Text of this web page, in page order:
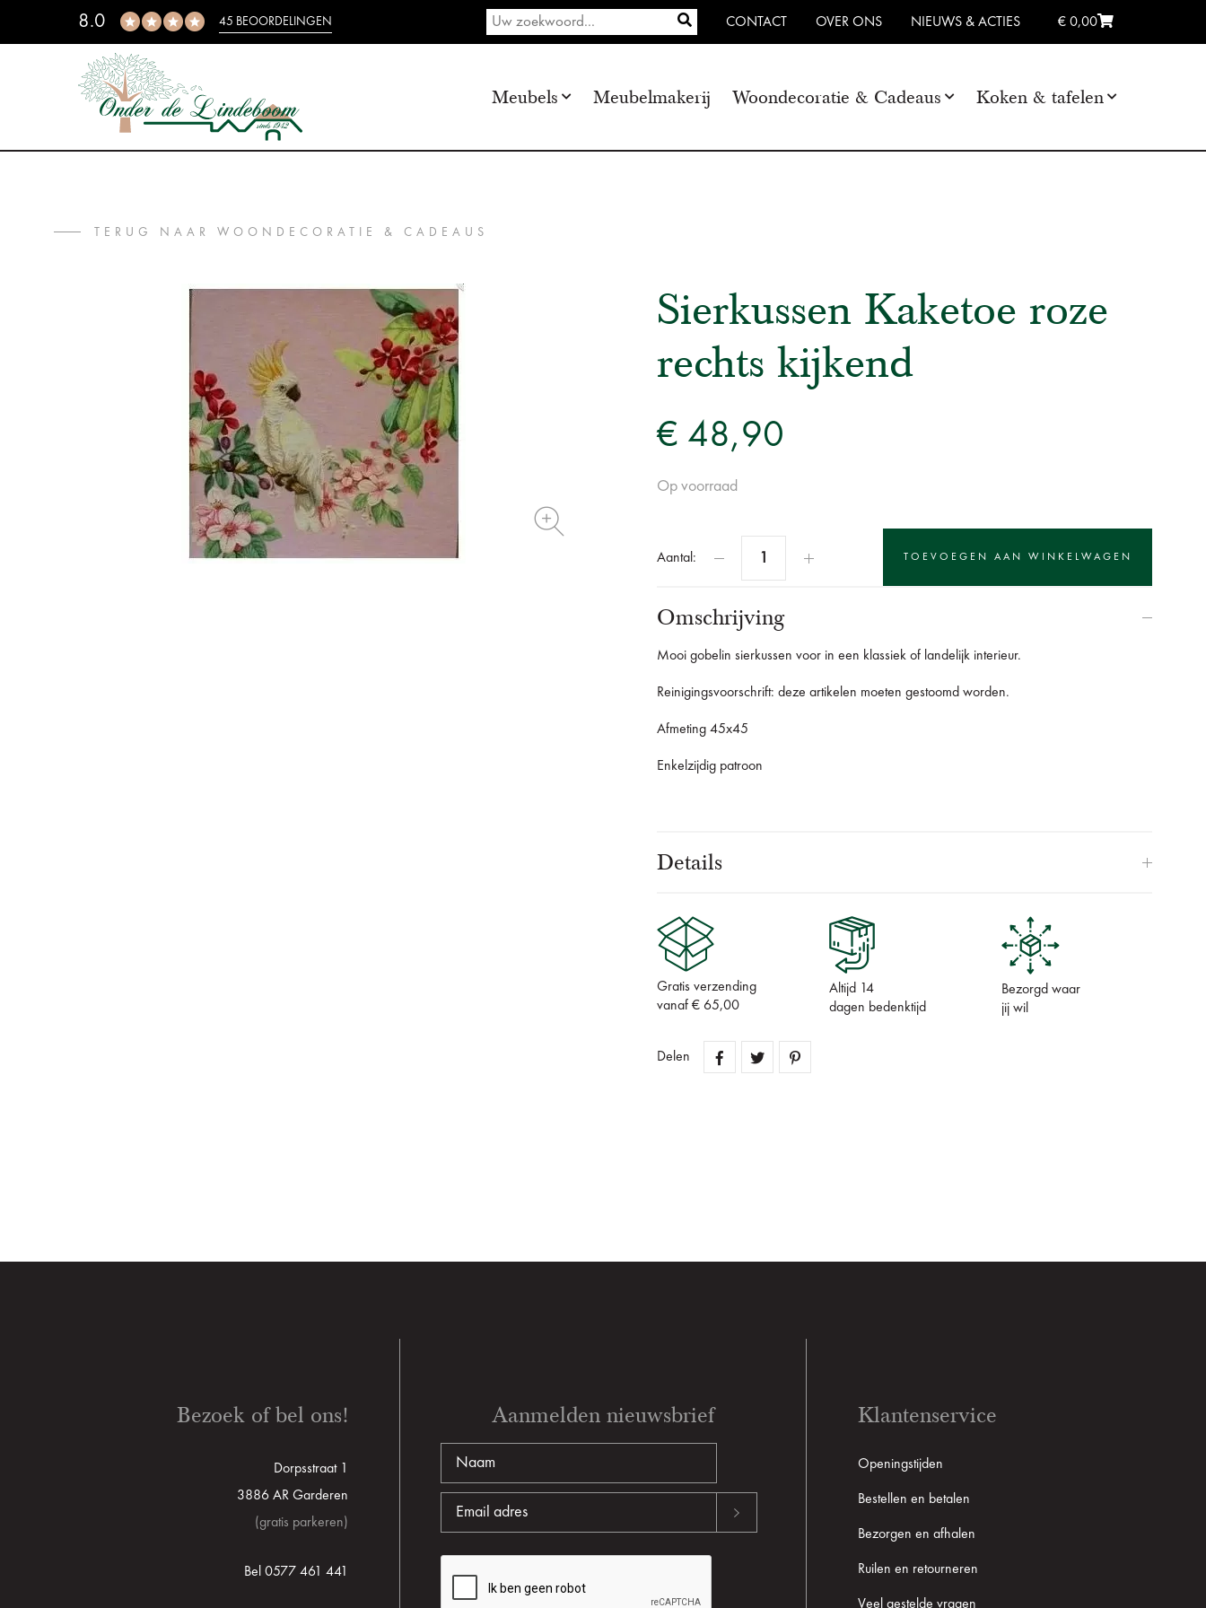
8.0 45 BEOORDELINGEN CONTACT OVER ONS NIEUWS & ACTIES € 0,00
Meubels Meubelmakerij Woondecoratie & Cadeaus Koken & tafelen
TERUG NAAR WOONDECORATIE & CADEAUS
Sierkussen Kaketoe roze
rechts kijkend
€ 48,90
Op voorraad
Aantal:
Omschrijving
Mooi gobelin sierkussen voor in een klassiek of landelijk interieur.
Reinigingsvoorschrift: deze artikelen moeten gestoomd worden.
Afmeting 45x45
Enkelzijdig patroon
Details
Gratis verzending
vanaf € 65,00
Altijd 14
dagen bedenktijd
Bezorgd waar
jij wil
Delen
Aanmelden nieuwsbrief
Bezoek of bel ons!
Dorpsstraat 1
3886 AR Garderen
(gratis parkeren)
Bel 0577 461 441
Klantenservice
Openingstijden
Bestellen en betalen
Bezorgen en afhalen
Ruilen en retourneren
Veel gestelde vragen